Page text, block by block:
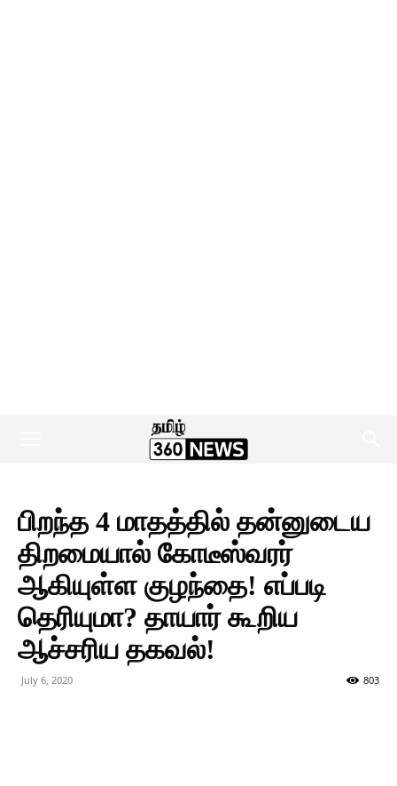
பிறந்த 4 மாதத்தில் தன்னுடைய
திறமையால் கோடீஸ்வரர்
ஆகியுள்ள குழந்தை! எப்படி
தெரியுமா? தாயார் கூறிய
ஆச்சரிய தகவல்!
July 6, 2020 803